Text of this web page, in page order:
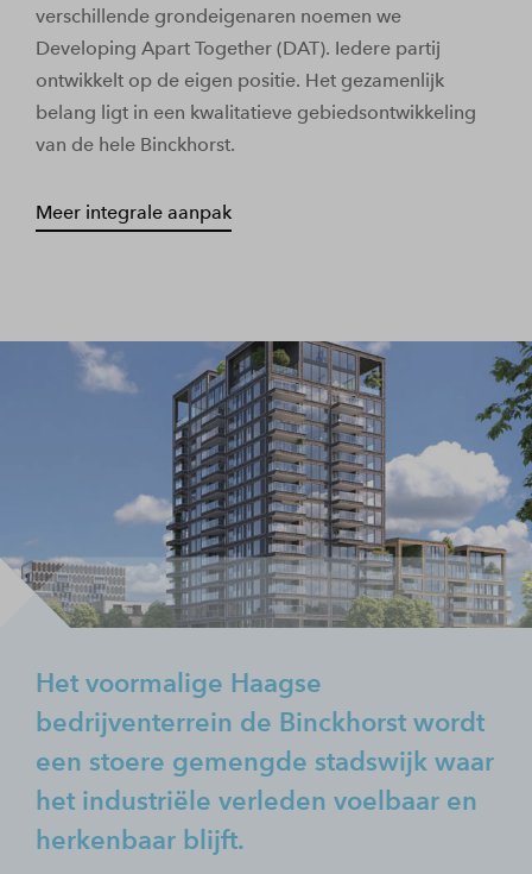
verschillende grondeigenaren noemen we
Developing Apart Together (DAT). Iedere partij
ontwikkelt op de eigen positie. Het gezamenlijk
belang ligt in een kwalitatieve gebiedsontwikkeling
van de hele Binckhorst.
Meer integrale aanpak
Het voormalige Haagse
bedrijventerrein de Binckhorst wordt
een stoere gemengde stadswijk waar
het industriële verleden voelbaar en
herkenbaar blijft.